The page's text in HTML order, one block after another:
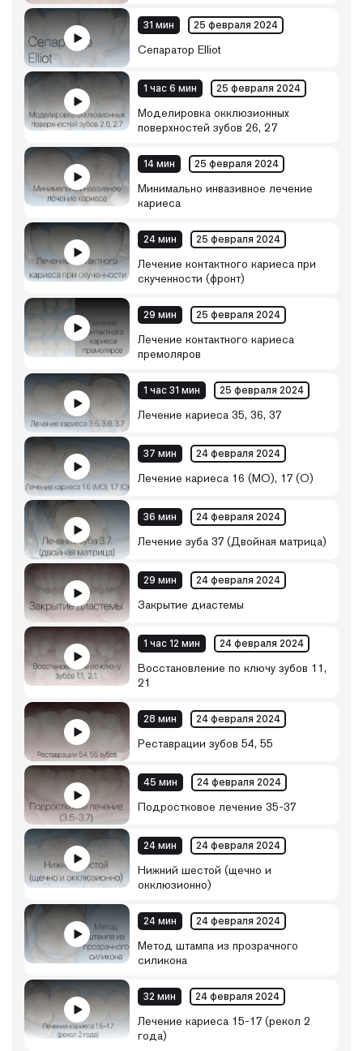
31 мин 25 февраля 2024
Сепаратор Elliot
1 час 6 мин 25 февраля 2024
Моделировка окклюзионных
поверхностей зубов 26, 27
14 мин 25 февраля 2024
Минимально инвазивное лечение
кариеса
24 мин 25 февраля 2024
Лечение контактного кариеса при
скученности (фронт)
29 мин 25 февраля 2024
Лечение контактного кариеса
премоляров
1 час 31 мин 25 февраля 2024
Лечение кариеса 35, 36, 37
37 мин 24 февраля 2024
Лечение кариеса 16 (МО), 17 (О)
36 мин 24 февраля 2024
Лечение зуба 37 (Двойная матрица)
29 мин 24 февраля 2024
Закрытие диастемы
1 час 12 мин 24 февраля 2024
Восстановление по ключу зубов 11,
21
28 мин 24 февраля 2024
Реставрации зубов 54, 55
45 мин 24 февраля 2024
Подростковое лечение 35-37
24 мин 24 февраля 2024
Нижний шестой (щечно и
окклюзионно)
24 мин 24 февраля 2024
Метод штампа из прозрачного
силикона
32 мин 24 февраля 2024
Лечение кариеса 15-17 (рекол 2
года)